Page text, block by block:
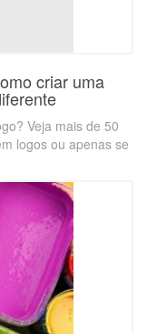
criar uma
Veja mais de 50
logos ou apenas se